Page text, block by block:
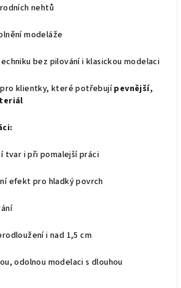
nehtů
modeláže
bez pilování i klasickou modelaci
klientky, které potřebujípevnější,
tvar i při pomalejší práci
efekt pro hladký povrch
i nad 1,5 cm
odolnou modelaci s dlouhou